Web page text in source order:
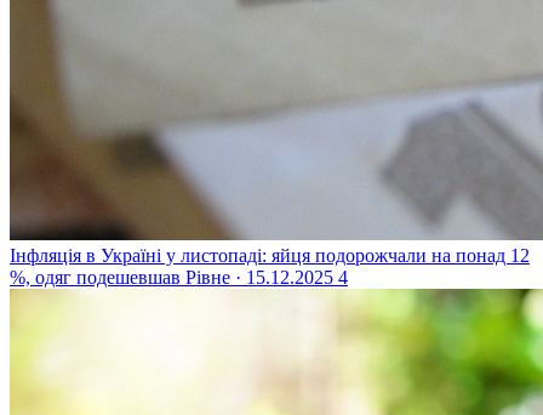
Інфляція в Україні у листопаді: яйця подорожчали на понад 12
%, одяг подешевшав Рівне · 15.12.2025 4